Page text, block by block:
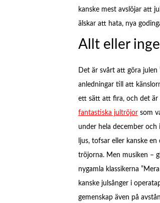
kanske mest avslöjar att
älskar att hata, nya
Allt eller
Det är svårt att göra
anledningar till att
ett sätt att fira, och det är
fantastiska jultröjorsom
under hela december
ljus, tofsar eller kanske
tröjorna. Men musiken –
nygamla klassikerna
kanske julsånger i
gemenskap även på